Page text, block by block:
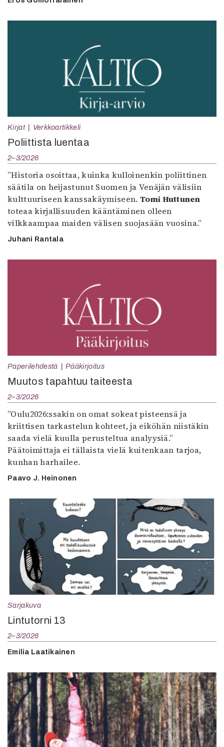
Kirjat Verkkoartikkeli
Poliittista luentaa
2–3/2026
”Historia osoittaa, kuinka kulloinenkin poliittinen
säätila on heijastunut Suomen ja Venäjän välisiin
kulttuuriseen kanssakäymiseen. Tomi Huttunen
toteaa kirjallisuuden kääntäminen olleen
vilkkaampaa maiden välisen suojasään vuosina.”
Juhani Rantala
Paperilehdestä Pääkirjoitus
Muutos tapahtuu taiteesta
2–3/2026
”Oulu2026:ssakin on omat sokeat pisteensä ja
kriittisen tarkastelun kohteet, ja eiköhän niistäkin
saada vielä kuulla perusteltua analyysiä.”
Päätoimittaja ei tällaista vielä kuitenkaan tarjoa,
kunhan harhailee.
Paavo J. Heinonen
Sarjakuva
Lintutorni 13
2–3/2026
Emilia Laatikainen